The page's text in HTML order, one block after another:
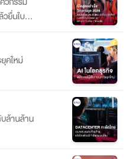
ยื่นใบรับ
คใหม่
บล้านล้าน